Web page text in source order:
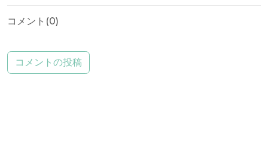
コメント(0)
コメントの投稿